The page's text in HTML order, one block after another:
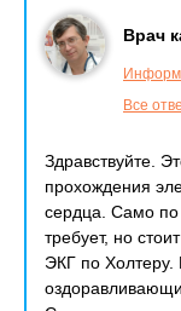
Врач
Все
Здравствуйте.
прохождения
сердца. Само по
требует, но
ЭКГ по Холтеру.